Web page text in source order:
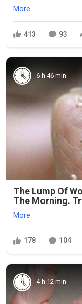
More
413 93
6 h 46 min
The Lump Of
The Morning.
More
178 104
4 h 12 min